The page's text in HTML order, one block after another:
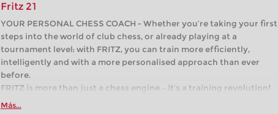
Fritz 21
YOUR PERSONAL CHESS COACH - Whether you’re taking your first
steps into the world of club chess, or already playing at a
tournament level: with FRITZ, you can train more efficiently,
intelligently and with a more personalised approach than ever
before.
FRITZ is more than just a chess engine – it’s a training revolution!
Whether you’re taking your first steps into the world of club chess,
Más...